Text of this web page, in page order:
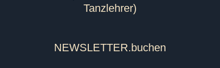
Tanzlehrer)
NEWSLETTER.buchen